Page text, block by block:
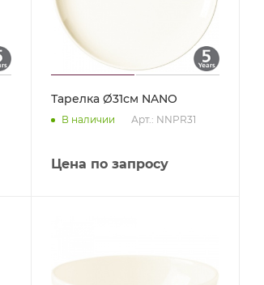
Тарелка Ø31см NANO
В наличии Арт.: NNPR31
Цена по запросу